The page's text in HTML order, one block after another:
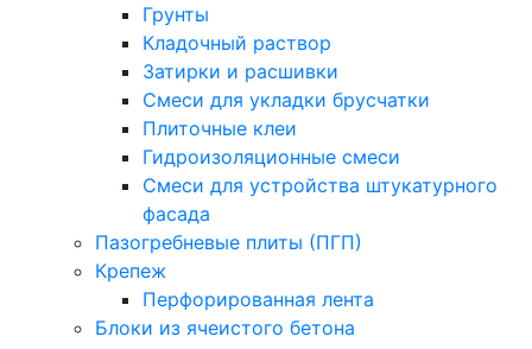
Грунты
Кладочный раствор
Затирки и расшивки
Смеси для укладки брусчатки
Плиточные клеи
Гидроизоляционные смеси
Смеси для устройства штукатурного
фасада
Пазогребневые плиты (ПГП)
Крепеж
Перфорированная лента
Блоки из ячеистого бетона